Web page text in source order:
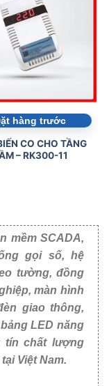
hàng trước
CO CHO TẦNG
– RK300-11
mềm SCADA,
gọi số, hệ
tường, đồng
màn hình
giao thông,
LED năng
tín chất lượng
Việt Nam.